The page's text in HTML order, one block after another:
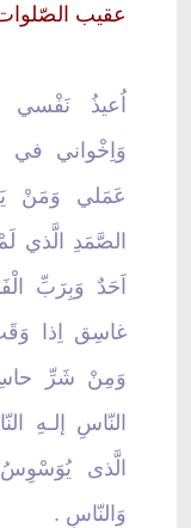
عقيب
اُعيذُ نَفْسي
وَاِخْواني في
عَمَلي وَمَنْ
الصَّمَدِ الَّذي
اَحَدٌ وَبِرَبِّ
غاسِق اِذا
وَمِنْ شَرِّ
النّاسِ إلـهِ
الَّذى
وَالنّاسِ .